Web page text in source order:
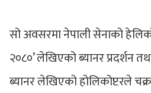
सो अवसरमा नेपाली सेनाको
२०८०’ लेखिएको ब्यानर प्रदर्शन
ब्यानर लेखिएको होलिकोप्टरले